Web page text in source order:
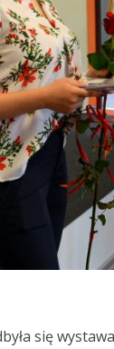
się